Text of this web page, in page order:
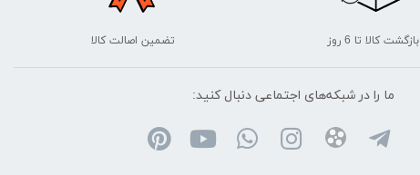
بازگشت کالا تا 6 روز تضمین اصالت کالا
ما را در شبکه‌های اجتماعی دنبال کنید: